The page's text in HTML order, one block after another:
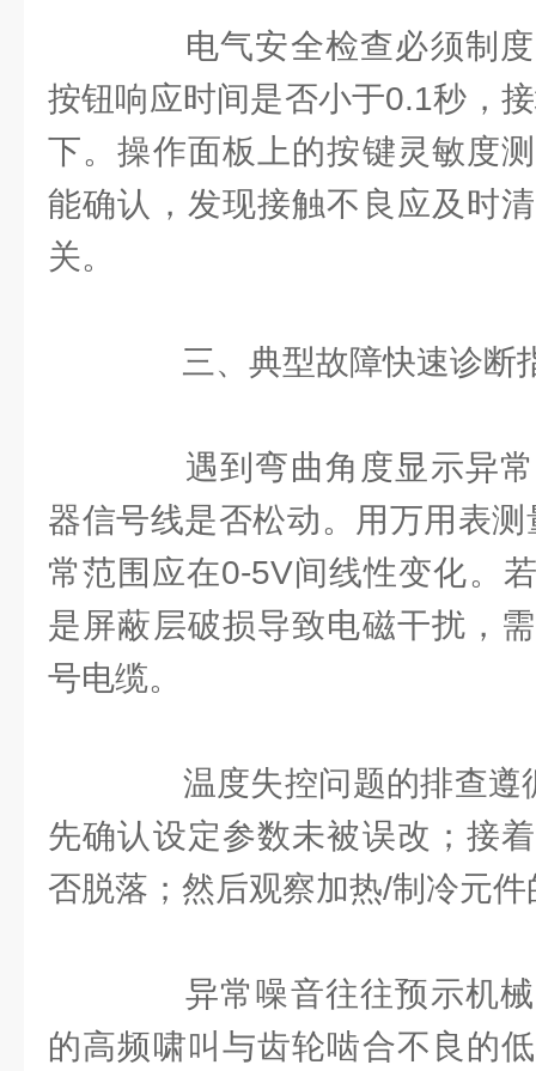
电气安全检查必须制度
按钮响应时间是否小于0.1秒，
下。操作面板上的按键灵敏度
能确认，发现接触不良应及时
关。
三、典型故障快速诊断
遇到弯曲角度显示异常
器信号线是否松动。用万用表
常范围应在0-5V间线性变化。
是屏蔽层破损导致电磁干扰，
号电缆。
温度失控问题的排查遵
先确认设定参数未被误改；接
否脱落；然后观察加热/制冷元
异常噪音往往预示机械
的高频啸叫与齿轮啮合不良的